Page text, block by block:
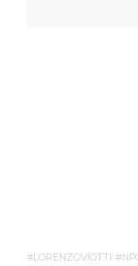
#LORENZOVIOTTI